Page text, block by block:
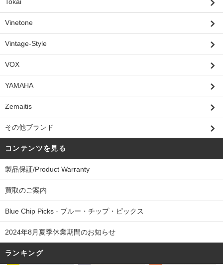
Vinetone
Vintage-Style
VOX
YAMAHA
Zemaitis
その他ブランド
コンテンツを見る
製品保証/Product Warranty
買取のご案内
Blue Chip Picks - ブルー・チップ・ピックス
2024年8月夏季休業期間のお知らせ
ランキング